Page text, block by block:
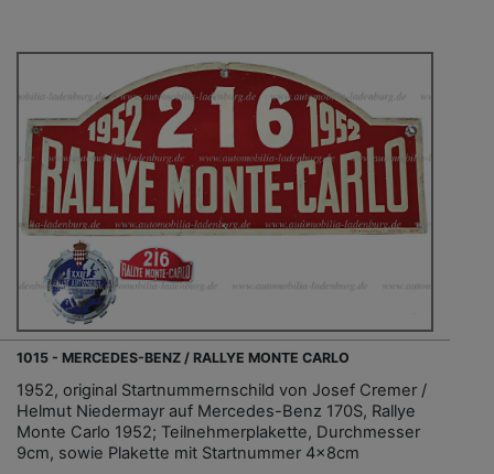
1015 - MERCEDES-BENZ / RALLYE MONTE CARLO
1952, original Startnummernschild von Josef Cremer /
Helmut Niedermayr auf Mercedes-Benz 170S, Rallye
Monte Carlo 1952; Teilnehmerplakette, Durchmesser
9cm, sowie Plakette mit Startnummer 4x8cm